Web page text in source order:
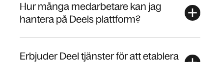
Hur många medarbetare kan jag
hantera på Deels plattform?
Erbjuder Deel tjänster för att etablera